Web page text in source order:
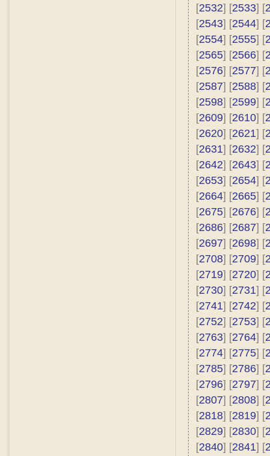
[2532] [2533] [
[2543] [2544] [
[2554] [2555] [
[2565] [2566] [
[2576] [2577] [
[2587] [2588] [
[2598] [2599] [
[2609] [2610] [
[2620] [2621] [
[2631] [2632] [
[2642] [2643] [
[2653] [2654] [
[2664] [2665] [
[2675] [2676] [
[2686] [2687] [
[2697] [2698] [
[2708] [2709] [
[2719] [2720] [
[2730] [2731] [
[2741] [2742] [
[2752] [2753] [
[2763] [2764] [
[2774] [2775] [
[2785] [2786] [
[2796] [2797] [
[2807] [2808] [
[2818] [2819] [
[2829] [2830] [
[2840] [2841] [